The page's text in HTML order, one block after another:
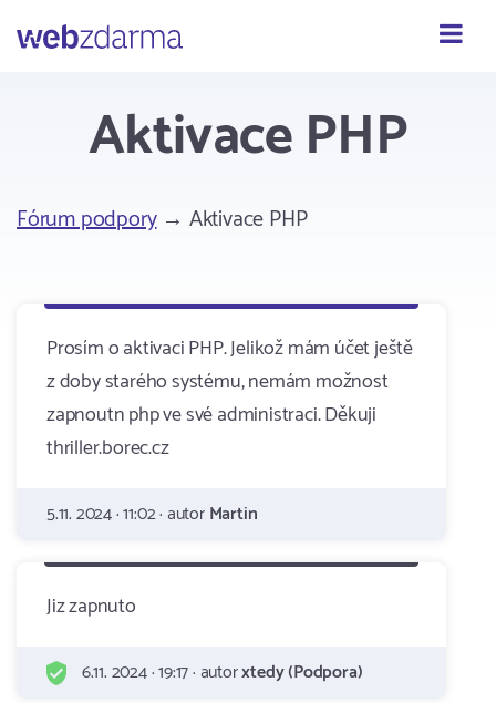
Webzdarma
Aktivace PHP
Fórum podpory→ Aktivace PHP
Prosím o aktivaci PHP. Jelikož mám účet ještě
z doby starého systému, nemám možnost
zapnoutn php ve své administraci. Děkuji
thriller.borec.cz
5.11. 2024 · 11:02 · autorMartin
Jiz zapnuto
6.11. 2024 · 19:17 · autorxtedy (Podpora)